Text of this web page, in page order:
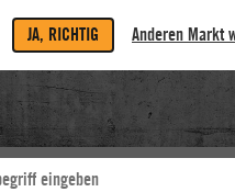
JA, RICHTIG Anderen Markt